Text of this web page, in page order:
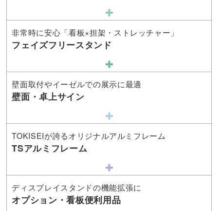
非常時に安心「看板×担架・ストレッチャー」
フェイズフリースタンド
壁面取付やイーゼルでの展示に最適
壁面・卓上サイン
TOKISEIが誇るオリジナルアルミフレーム
TSアルミフレーム
ディスプレイスタンドの機能拡張に
オプション・看板便利用品